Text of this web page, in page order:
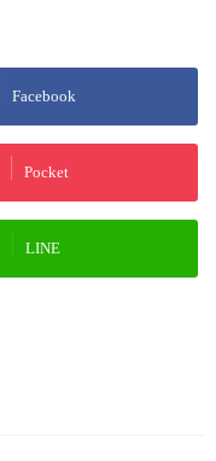
Facebook
Pocket
LINE